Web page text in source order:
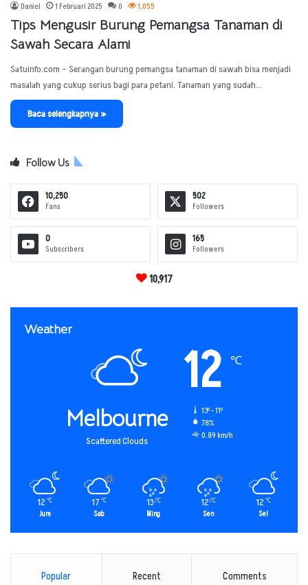
Daniel 1 Februari 2025 0 1,055
Tips Mengusir Burung Pemangsa Tanaman di
Sawah Secara Alami
Satuinfo.com – Serangan burung pemangsa tanaman di sawah bisa menjadi
masalah yang cukup serius bagi para petani. Tanaman yang sudah…
Baca selengkapnya »
Follow Us
10,250
Fans
502
Followers
0
Subscribers
165
Followers
10,917
Weather
Melbourne
Scattered Clouds
12 ℃
13º - 11º
78%
0.89 km/h
12 ℃
Jum
17 ℃
Sab
13℃
Ming
12 ℃
Sen
12 ℃
Sel
Popular Recent Comments